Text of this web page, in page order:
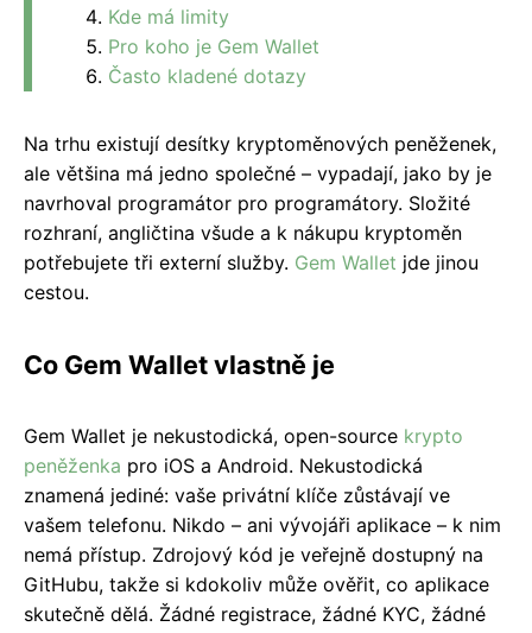
Kde má limity
Pro koho je Gem Wallet
Často kladené dotazy
Na trhu existují desítky kryptoměnových peněženek,
ale většina má jedno společné – vypadají, jako by je
navrhoval programátor pro programátory. Složité
rozhraní, angličtina všude a k nákupu kryptoměn
potřebujete tři externí služby. Gem Wallet jde jinou
cestou.
Co Gem Wallet vlastně je
Gem Wallet je nekustodická, open-source krypto
peněženka pro iOS a Android. Nekustodická
znamená jediné: vaše privátní klíče zůstávají ve
vašem telefonu. Nikdo – ani vývojáři aplikace – k nim
nemá přístup. Zdrojový kód je veřejně dostupný na
GitHubu, takže si kdokoliv může ověřit, co aplikace
skutečně dělá. Žádné registrace, žádné KYC, žádné